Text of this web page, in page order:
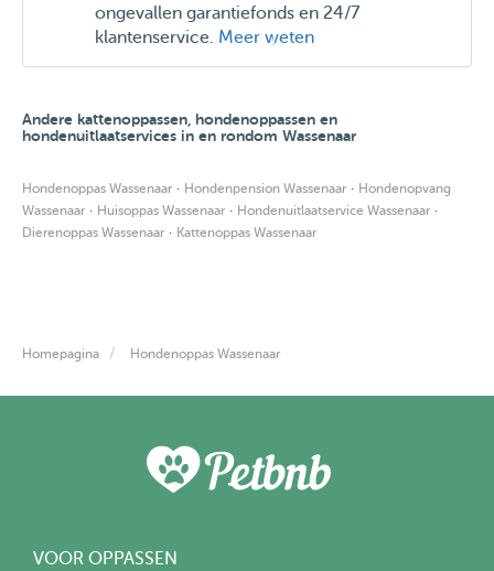
ongevallen garantiefonds en 24/7
klantenservice. Meer weten
Andere kattenoppassen, hondenoppassen en
hondenuitlaatservices in en rondom Wassenaar
Hondenoppas Wassenaar · Hondenpension Wassenaar · Hondenopvang
Wassenaar · Huisoppas Wassenaar · Hondenuitlaatservice Wassenaar ·
Dierenoppas Wassenaar · Kattenoppas Wassenaar
Homepagina Hondenoppas Wassenaar
VOOR OPPASSEN